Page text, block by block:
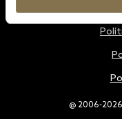
@ 2006-